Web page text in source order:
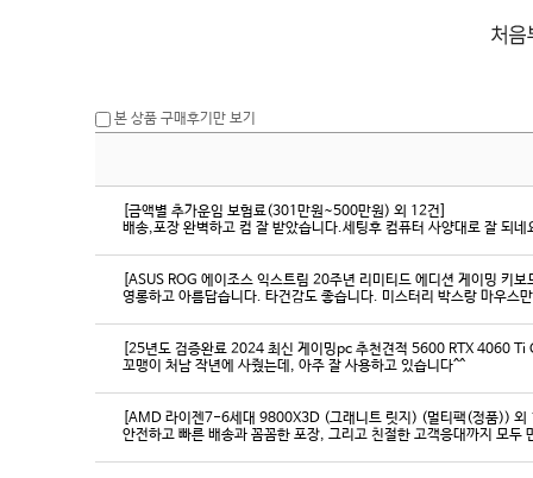
본 상품 구매후기만 보기
[금액별 추가운임 보험료(301만원~500만원) 외 12건]
배송,포장 완벽하고 컴 잘 받았습니다.세팅후 컴퓨터 사양대로 잘 되
[ASUS ROG 에이조스 익스트림 20주년 리미티드 에디션 게이밍 키
영롱하고 아름답습니다. 타건감도 좋습니다. 미스터리 박스랑 마우스
[25년도 검증완료 2024 최신 게이밍pc 추천견적 5600 RTX 4060
꼬맹이 처남 작년에 사줬는데, 아주 잘 사용하고 있습니다^^
[AMD 라이젠7-6세대 9800X3D (그래니트 릿지) (멀티팩(정품)) 외